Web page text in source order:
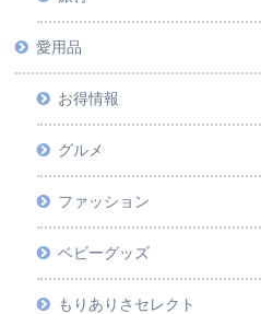
愛用品
お得情報
グルメ
ファッション
ベビーグッズ
もりありさセレクト